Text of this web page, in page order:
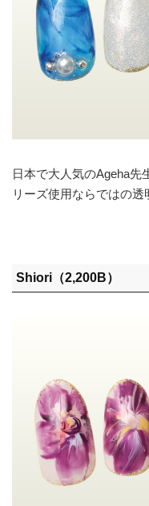
日本で大人気のAgeha先
リーズ使用ならではの透
Shiori（2,200B）